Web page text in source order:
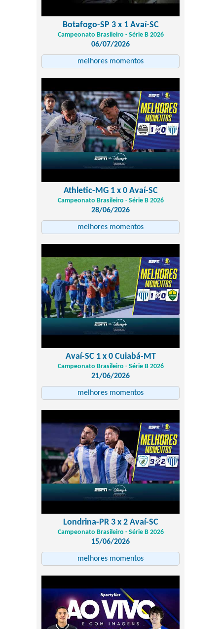
Botafogo-SP 3 x 1 Avaí-SC
Campeonato Brasileiro - Série B 2026
06/07/2026
melhores momentos
Athletic-MG 1 x 0 Avaí-SC
Campeonato Brasileiro - Série B 2026
28/06/2026
melhores momentos
Avaí-SC 1 x 0 Cuiabá-MT
Campeonato Brasileiro - Série B 2026
21/06/2026
melhores momentos
Londrina-PR 3 x 2 Avaí-SC
Campeonato Brasileiro - Série B 2026
15/06/2026
melhores momentos